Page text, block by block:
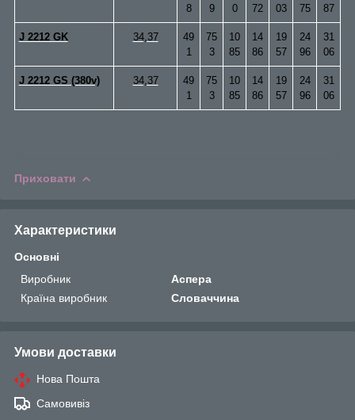
8
9
0
72
03
75
87
J 2212 GK 34,37
49
1
75
3
10
85
14
86
19
57
24
96
31
06
J 2212 GS (380v) 34,37
49
1
75
3
10
85
14
86
19
57
24
96
31
06
Приховати
Характеристики
Основні
Виробник
Аспера
Країна виробник
Словаччина
Умови доставки
Нова Пошта
Самовивіз